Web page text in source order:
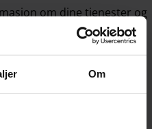
Om
om dine tjenester og
om dine abonnementer
relevant for deg.
push-meldinger,
Om du ikke ønsker å
av dette under